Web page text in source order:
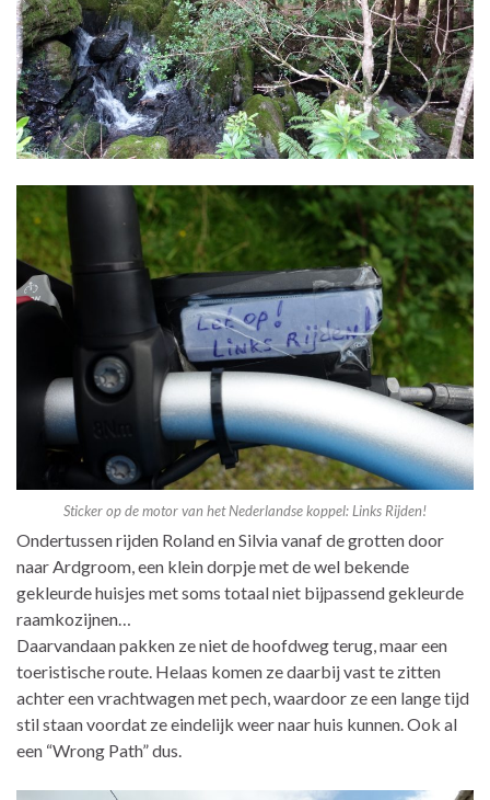
Sticker op de motor van het Nederlandse koppel: Links Rijden!
Ondertussen rijden Roland en Silvia vanaf de grotten door
naar Ardgroom, een klein dorpje met de wel bekende
gekleurde huisjes met soms totaal niet bijpassend gekleurde
raamkozijnen…
Daarvandaan pakken ze niet de hoofdweg terug, maar een
toeristische route. Helaas komen ze daarbij vast te zitten
achter een vrachtwagen met pech, waardoor ze een lange tijd
stil staan voordat ze eindelijk weer naar huis kunnen. Ook al
een “Wrong Path” dus.